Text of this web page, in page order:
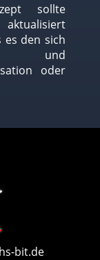
sollte
es den sich
und
oder
bit.de